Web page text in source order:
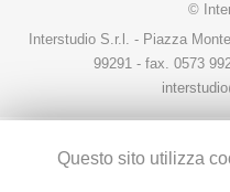
©
Interstudio S.r.l. - Piazza
99291 - fax. 0573
Questo sito utilizza